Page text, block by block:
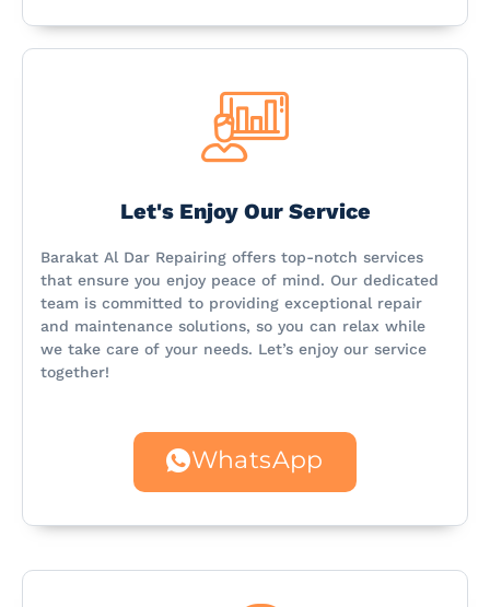
Let's Enjoy Our Service
Barakat Al Dar Repairing offers top-notch services
that ensure you enjoy peace of mind. Our dedicated
team is committed to providing exceptional repair
and maintenance solutions, so you can relax while
we take care of your needs. Let’s enjoy our service
together!
WhatsApp